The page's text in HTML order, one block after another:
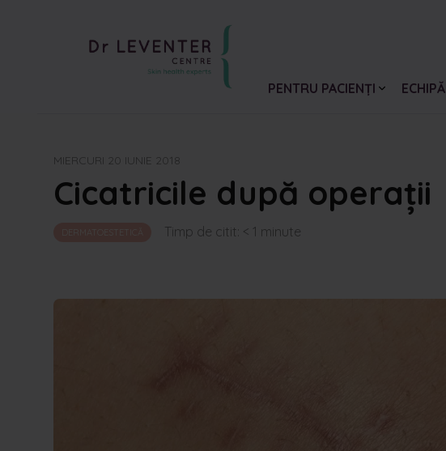
PENTRU PACIENȚI ECHIPĂ
MIERCURI 20 IUNIE 2018
Cicatricile după operații
Timp de citit: < 1 minute